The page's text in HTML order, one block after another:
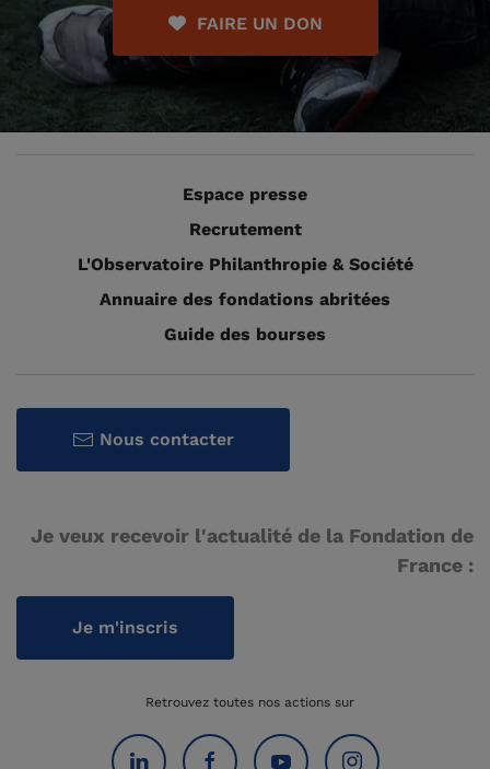
FAIRE UN DON
Espace presse
Recrutement
L'Observatoire Philanthropie & Société
Annuaire des fondations abritées
Guide des bourses
Nous contacter
Je veux recevoir l'actualité de la Fondation de
France :
Je m'inscris
Retrouvez toutes nos actions sur